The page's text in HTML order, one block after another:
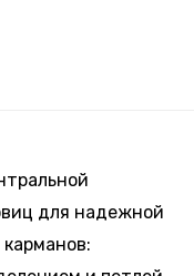
для надежной